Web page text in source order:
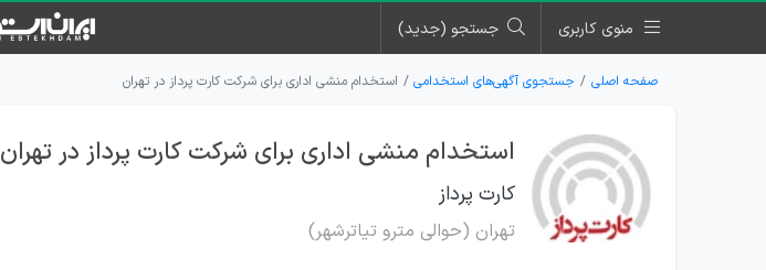
منوی کاربری جستجو (جدید)
صفحه اصلی جستجوی آگهی‌های استخدامی استخدام منشی اداری برای شرکت کارت پرداز در تهران
استخدام منشی اداری برای شرکت کارت پرداز در تهران
کارت پرداز
تهران (حوالی مترو تیاترشهر)